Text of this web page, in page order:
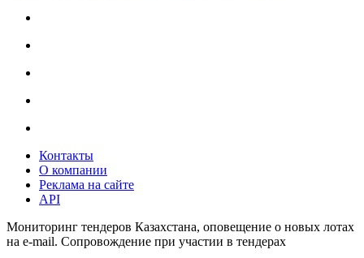
Контакты
О компании
Реклама на сайте
API
Мониторинг тендеров Казахстана, оповещение о новых лотах
на e-mail. Сопровождение при участии в тендерах